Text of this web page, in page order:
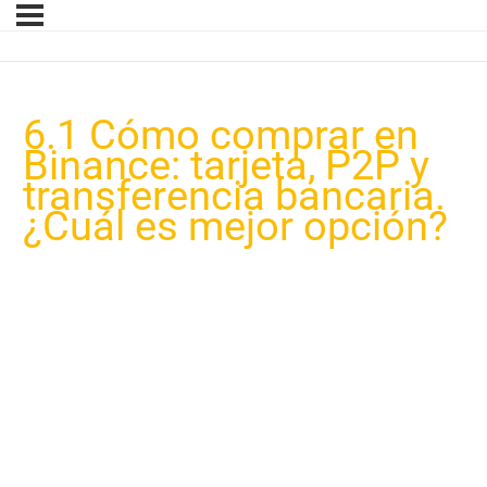
6.1 Cómo comprar en
Binance: tarjeta, P2P y
transferencia bancaria.
¿Cuál es mejor opción?